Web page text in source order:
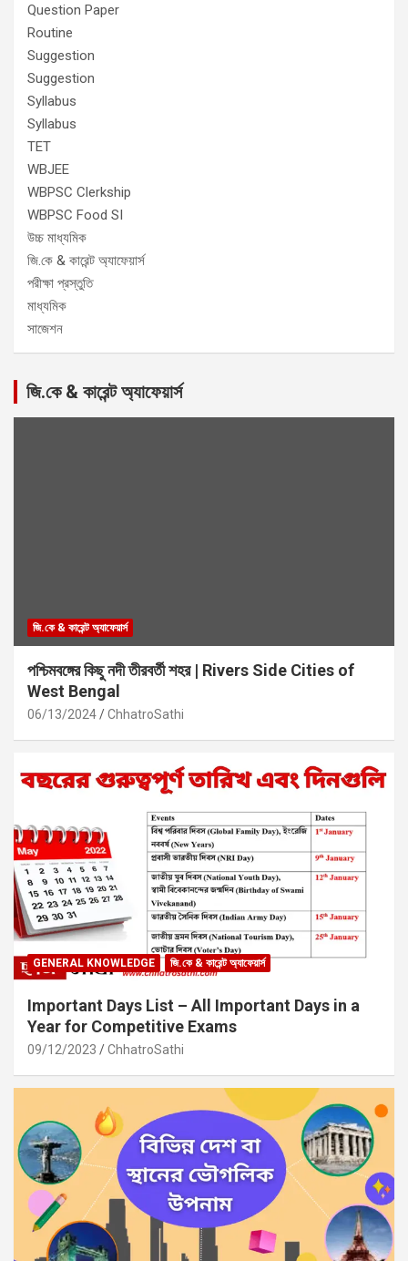
Question Paper
Routine
Suggestion
Suggestion
Syllabus
Syllabus
TET
WBJEE
WBPSC Clerkship
WBPSC Food SI
উচ্চ মাধ্যমিক
জি.কে & কারেন্ট অ্যাফেয়ার্স
পরীক্ষা প্রস্তুতি
মাধ্যমিক
সাজেশন
জি.কে & কারেন্ট অ্যাফেয়ার্স
জি.কে & কারেন্ট অ্যাফেয়ার্স
পশ্চিমবঙ্গের কিছু নদী তীরবর্তী শহর | Rivers Side Cities of
West Bengal
06/13/2024 ChhatroSathi
GENERAL KNOWLEDGE জি.কে & কারেন্ট অ্যাফেয়ার্স
Important Days List – All Important Days in a
Year for Competitive Exams
09/12/2023 ChhatroSathi